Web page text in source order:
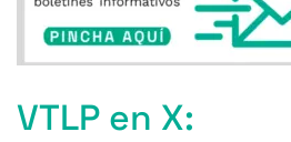
VTLP en X: